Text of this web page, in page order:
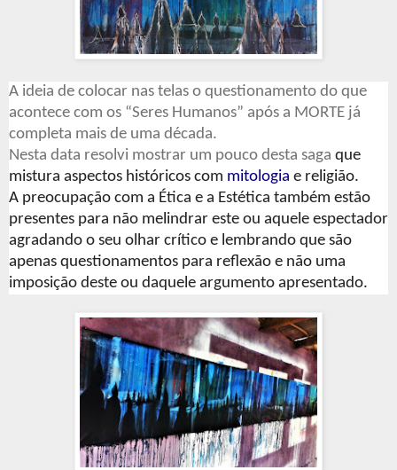
A ideia de colocar nas telas o questionamento do que
acontece com os “Seres Humanos” após a MORTE já
completa mais de uma década.
Nesta data resolvi mostrar um pouco desta saga que
mistura aspectos históricos com mitologia e religião.
A preocupação com a Ética e a Estética também estão
presentes para não melindrar este ou aquele espectador
agradando o seu olhar crítico e lembrando que são
apenas questionamentos para reflexão e não uma
imposição deste ou daquele argumento apresentado.